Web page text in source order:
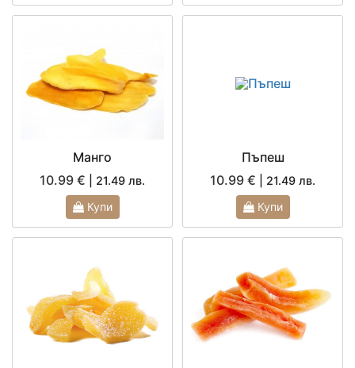
Манго
10.99 €
| 21.49 лв.
Купи
Пъпеш
10.99 €
| 21.49 лв.
Купи